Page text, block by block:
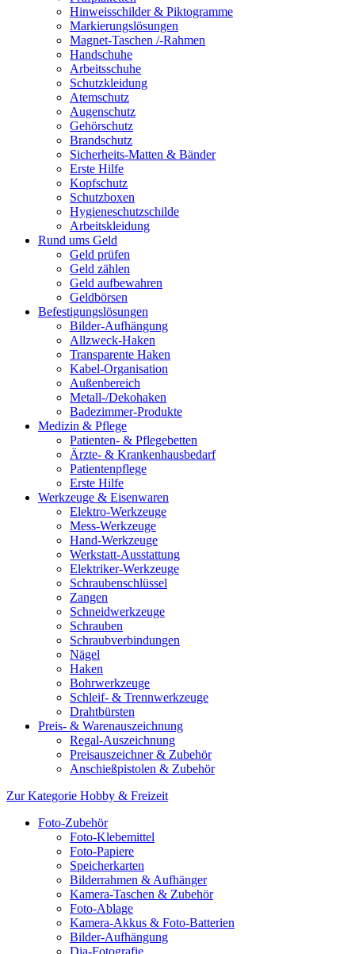
Hinweisschilder & Piktogramme
Markierungslösungen
Magnet-Taschen /-Rahmen
Handschuhe
Arbeitsschuhe
Schutzkleidung
Atemschutz
Augenschutz
Gehörschutz
Brandschutz
Sicherheits-Matten & Bänder
Erste Hilfe
Kopfschutz
Schutzboxen
Hygieneschutzschilde
Arbeitskleidung
Rund ums Geld
Geld prüfen
Geld zählen
Geld aufbewahren
Geldbörsen
Befestigungslösungen
Bilder-Aufhängung
Allzweck-Haken
Transparente Haken
Kabel-Organisation
Außenbereich
Metall-/Dekohaken
Badezimmer-Produkte
Medizin & Pflege
Patienten- & Pflegebetten
Ärzte- & Krankenhausbedarf
Patientenpflege
Erste Hilfe
Werkzeuge & Eisenwaren
Elektro-Werkzeuge
Mess-Werkzeuge
Hand-Werkzeuge
Werkstatt-Ausstattung
Elektriker-Werkzeuge
Schraubenschlüssel
Zangen
Schneidwerkzeuge
Schrauben
Schraubverbindungen
Nägel
Haken
Bohrwerkzeuge
Schleif- & Trennwerkzeuge
Drahtbürsten
Preis- & Warenauszeichnung
Regal-Auszeichnung
Preisauszeichner & Zubehör
Anschießpistolen & Zubehör
Zur Kategorie Hobby & Freizeit
Foto-Zubehör
Foto-Klebemittel
Foto-Papiere
Speicherkarten
Bilderrahmen & Aufhänger
Kamera-Taschen & Zubehör
Foto-Ablage
Kamera-Akkus & Foto-Batterien
Bilder-Aufhängung
Dia-Fotografie